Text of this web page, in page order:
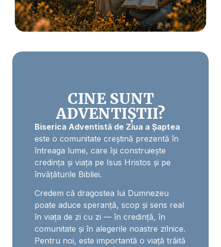
CINE SUNT
ADVENTIȘTII?
Biserica Adventistă de Ziua a Șaptea
este o comunitate creștină prezentă în
întreaga lume, care își construiește
credința și viața pe Isus Hristos și pe
învățăturile Bibliei.
Credem că dragostea lui Dumnezeu
poate aduce speranță, scop și sens real
în viața de zi cu zi — în credință, în
comunitate și în alegerile noastre zilnice.
Pentru noi, este importantă o viață trăită